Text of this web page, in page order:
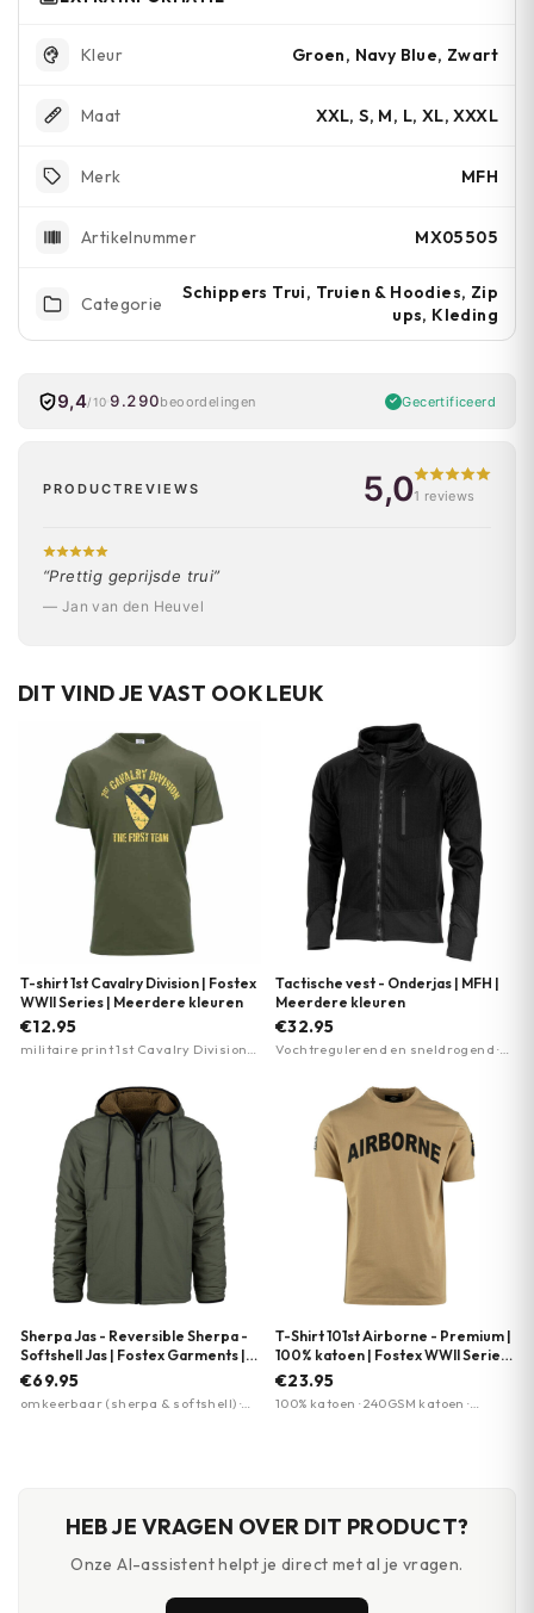
Kleur Groen, Navy Blue, Zwart
Maat XXL, S, M, L, XL, XXXL
Merk MFH
Artikelnummer MX05505
Categorie
Schippers Trui, Truien & Hoodies, Zip
ups, Kleding
9,4/10 9.290beoordelingen Gecertificeerd
PRODUCTREVIEWS 5,01 reviews
“Prettig geprijsde trui”
— Jan van den Heuvel
DIT VIND JE VAST OOK LEUK
T-shirt 1st Cavalry Division | Fostex
WWII Series | Meerdere kleuren
€12.95
militaire print 1st Cavalry Division ·
kleuren beschikbaar
Tactische vest - Onderjas | MFH |
Meerdere kleuren
€32.95
Vochtregulerend en sneldrogend ·
wafelstructuur · Borstzak met rits
Sherpa Jas - Reversible Sherpa -
Softshell Jas | Fostex Garments |
Meerdere kleuren
€69.95
omkeerbaar (sherpa & softshell) ·
T-Shirt 101st Airborne - Premium |
100% katoen | Fostex WWII Series
| Meerdere kleuren
€23.95
100% katoen · 240GSM katoen ·
HEB JE VRAGEN OVER DIT PRODUCT?
Onze AI-assistent helpt je direct met al je vragen.